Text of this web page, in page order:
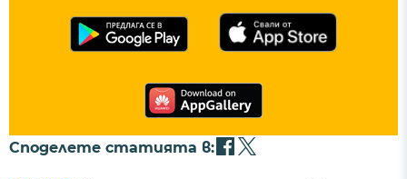
Споделете статията в: